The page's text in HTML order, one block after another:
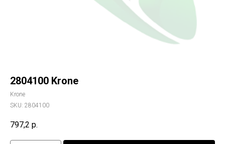
2804100 Krone
Krone
SKU: 2804100
797,2 р.